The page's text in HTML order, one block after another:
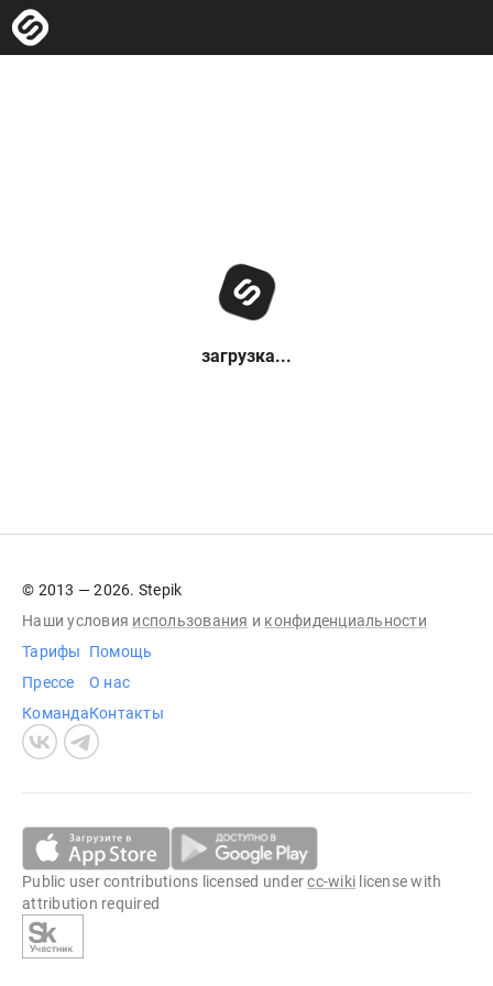
загрузка...
© 2013 — 2026. Stepik
Наши условия использования и конфиденциальности
Тарифы
Прессе
Команда
Помощь
О нас
Контакты
Public user contributions licensed undercc-wiki license with
attribution required